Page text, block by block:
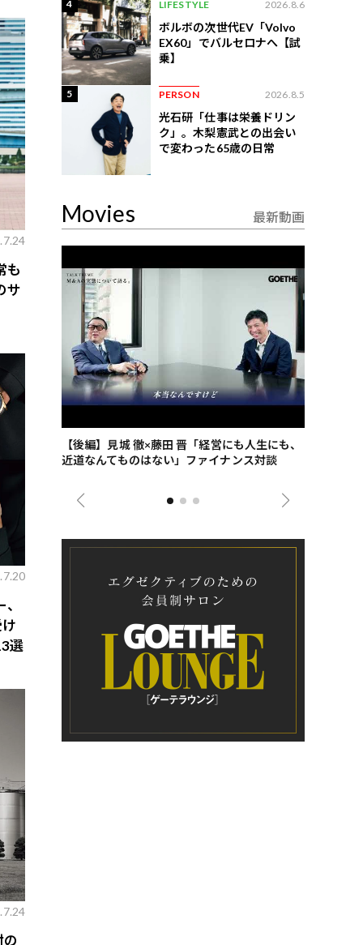
も
サ
選
4 LIFESTYLE 2026.8.6
ボルボの次世代EV「Volvo
EX60」でバルセロナへ【試
乗】
5 PERSON 2026.8.5
光石研「仕事は栄養ドリン
ク」。木梨憲武との出会い
で変わった65歳の日常
Movies 最新動画
【後編】見城 徹×藤田 晋「経営にも人生にも、
近道なんてものはない」ファイナンス対談